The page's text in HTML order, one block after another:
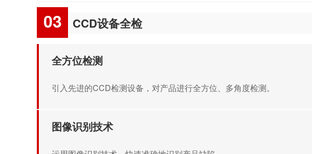
03CCD设备全检
全方位检测
引入先进的CCD检测设备，对产品进行全方位、多角度检测。
图像识别技术